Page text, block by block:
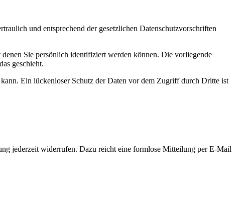
und entsprechend der gesetzlichen Datenschutzvorschriften
denen Sie persönlich identifiziert werden können. Die vorliegende
geschieht.
Ein lückenloser Schutz der Daten vor dem Zugriff durch Dritte ist
jederzeit widerrufen. Dazu reicht eine formlose Mitteilung per E-Mail